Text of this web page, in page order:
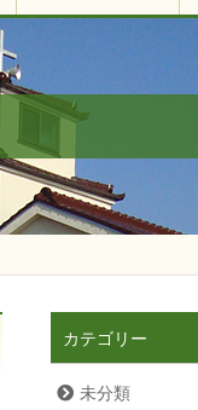
カテゴリー
未分類